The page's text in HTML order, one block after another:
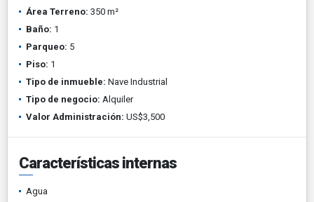
Área Terreno: 350 m²
Baño: 1
Parqueo: 5
Piso: 1
Tipo de inmueble: Nave Industrial
Tipo de negocio: Alquiler
Valor Administración: US$3,500
Características internas
Agua